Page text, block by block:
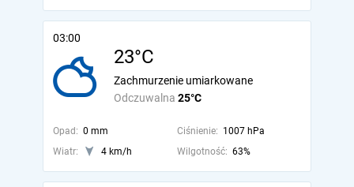
03:00
23°C
Odczuwalna 25°C
Zachmurzenie umiarkowane
Opad: 0 mm Ciśnienie: 1007 hPa
Wiatr:
4 km/h Wilgotność: 63%